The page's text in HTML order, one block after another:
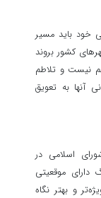
خود باید مسیر
کشور بروند
نیست و تلاطم
آنها به تعویق
اسلامی در
دارای موقعیتی
و بهتر نگاه